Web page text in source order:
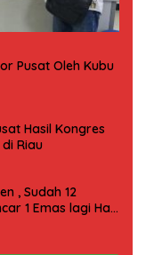
Pusat Oleh Kubu
Hasil Kongres
Riau
, Sudah 12
1 Emas lagi Hari